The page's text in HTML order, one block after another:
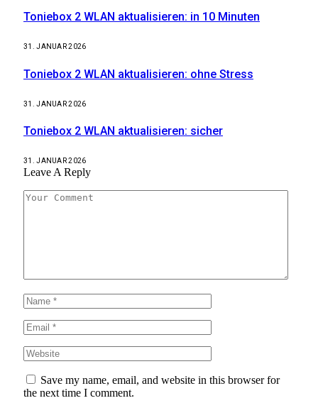
Toniebox 2 WLAN aktualisieren: in 10 Minuten
31. JANUAR 2026
Toniebox 2 WLAN aktualisieren: ohne Stress
31. JANUAR 2026
Toniebox 2 WLAN aktualisieren: sicher
31. JANUAR 2026
Leave A Reply
Save my name, email, and website in this browser for
the next time I comment.